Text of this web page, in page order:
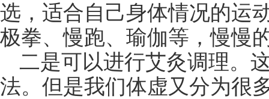
选，适合自己身体情况的运
极拳、慢跑、瑜伽等，慢慢
二是可以进行艾灸调理。
法。但是我们体虚又分为很